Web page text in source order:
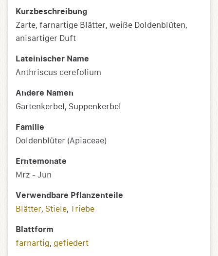
Kurzbeschreibung
Zarte, farnartige Blätter, weiße Doldenblüten,
anisartiger Duft
Lateinischer Name
Anthriscus cerefolium
Andere Namen
Gartenkerbel, Suppenkerbel
Familie
Doldenblüter (Apiaceae)
Erntemonate
Mrz - Jun
Verwendbare Pflanzenteile
Blätter, Stiele, Triebe
Blattform
farnartig, gefiedert